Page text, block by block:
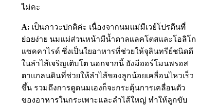
ไม่คะ
A: เป็นภาวะปกติค่ะ เนื่องจากนมแม่มีเวย์โปรตีนที่
ย่อยง่าย นมแม่ส่วนหน้ามีน้ำตาลแลคโตสและโอลิโก
แซคคาไรด์ ซึ่งเป็นใยอาหารที่ช่วยให้จุลินทรีย์ชนิดดี
ในลำไส้เจริญเติบโต นอกจากนี้ ยังมีฮอร์โมนพรอส
ตาแกลนดินที่ช่วยให้ลำไส้ของลูกน้อยเคลื่อนไหวเร็ว
ขึ้น รวมถึงการดูดนมเองก็จะกระตุ้นการเคลื่อนตัว
ของอาหารในกระเพาะและลำไส้ใหญ่ ทำให้ลูกขับ